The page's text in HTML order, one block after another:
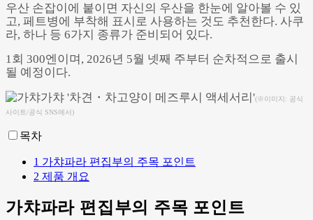
우산 손잡이에 붙이면 자신의 우산을 한눈에 알아볼 수 있
고, 페트병에 부착해 표시로 사용하는 것도 추천한다. 사쿠
라, 하나 등 6가지 종류가 준비되어 있다.
1회 300엔이며, 2026년 5월 넷째 주부터 순차적으로 출시
될 예정이다.
(※이미지: 공식
사이트/공식 SNS에서)
목차
1 가챠파라 편집부의 주목 포인트
2 제품 개요
가챠파라 편집부의 주목 포인트